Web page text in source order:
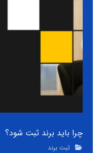
چرا باید برند ثبت شود؟
ثبت برند